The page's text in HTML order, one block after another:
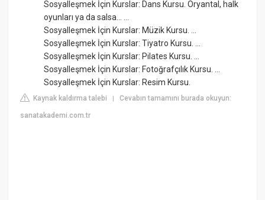
Sosyalleşmek İçin Kurslar: Dans Kursu. Oryantal, halk
oyunları ya da salsa… ...
Sosyalleşmek İçin Kurslar: Müzik Kursu. ...
Sosyalleşmek İçin Kurslar: Tiyatro Kursu. ...
Sosyalleşmek İçin Kurslar: Pilates Kursu. ...
Sosyalleşmek İçin Kurslar: Fotoğrafçılık Kursu. ...
Sosyalleşmek İçin Kurslar: Resim Kursu.
Kaynak kaldırma talebi |Cevabın tamamını burada okuyun:
sanatakademi.com.tr